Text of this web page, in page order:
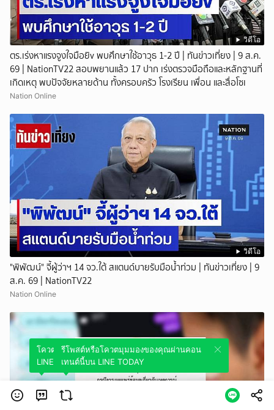
วิดีโอ
ตร.เร่งหาแรงจูงใจมือยิv พบศึกษาใช้อาวุธ 1-2 ปี | ทันข่าวเที่ยง | 9 ส.ค.
69 | NationTV22 สอบพยานแล้ว 17 ปาก เร่งตรวจมือถือและหลักฐานที่
เกิดเหตุ พบปัจจัยหลายด้าน ทั้งครอบครัว โรงเรียน เพื่อน และสื่อโซเ
Nation Online
วิดีโอ
"พิพัฒน์" จี้ผู้ว่าฯ 14 จว.ใต้ สแตนด์บายรับมือน้ำท่วม | ทันข่าวเที่ยง | 9
ส.ค. 69 | NationTV22
Nation Online
โควตมุมมองของคุณผ่านคอนเทนต์นี้บน
LINE TODAY
รีโพสต์หรือโควตมุมมองของคุณผ่านคอน
เทนต์นี้บน LINE TODAY